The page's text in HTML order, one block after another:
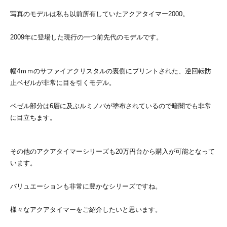
写真のモデルは私も以前所有していたアクアタイマー2000。
2009年に登場した現行の一つ前先代のモデルです。
幅4ｍｍのサファイアクリスタルの裏側にプリントされた、逆回転防
止ベゼルが非常に目を引くモデル。
ベゼル部分は6層に及ぶルミノバが塗布されているので暗闇でも非常
に目立ちます。
その他のアクアタイマーシリーズも20万円台から購入が可能となって
います。
バリュエーションも非常に豊かなシリーズですね。
様々なアクアタイマーをご紹介したいと思います。